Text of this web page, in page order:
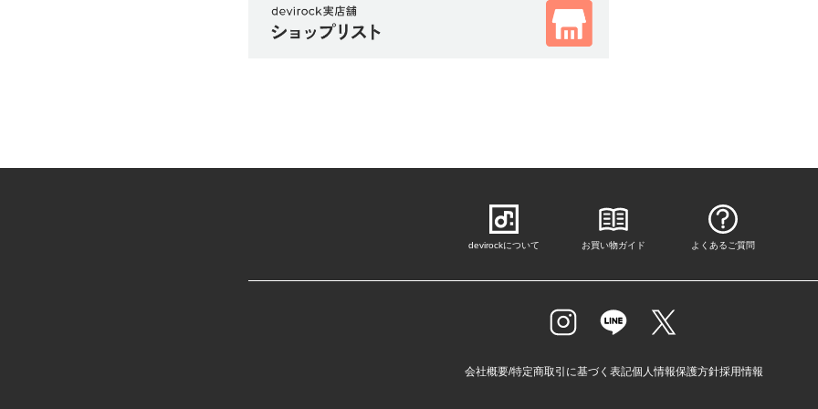
devirockについて お買い物ガイド よくあるご質問
会社概要/特定商取引に基づく表記個人情報保護方針採用情報